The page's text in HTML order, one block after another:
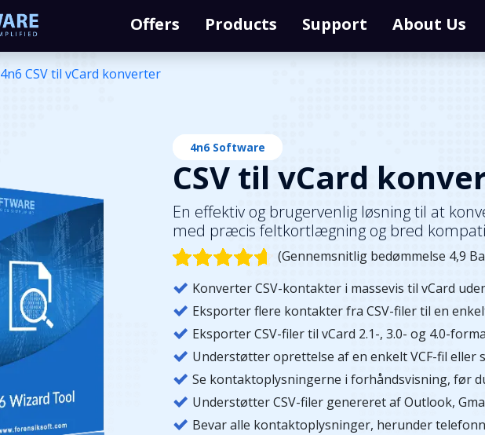
Offers Products Support About Us
4n6 CSV til vCard konverter
4n6 Software
CSV til vCard
En effektiv og brugervenlig løsning til at
med præcis feltkortlægning og bred
(Gennemsnitlig bedømmelse 4,9
Konverter CSV-kontakter i massevis til vCard
Eksporter flere kontakter fra CSV-filer til en
Eksporter CSV-filer til vCard 2.1-, 3.0- og 4.0-
Understøtter oprettelse af en enkelt VCF-fil eller
Se kontaktoplysningerne i forhåndsvisning, før
Understøtter CSV-filer genereret af Outlook,
Bevar alle kontaktoplysninger, herunder